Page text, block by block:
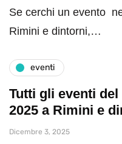
Se cerchi un evento
Rimini e dintorni,…
eventi
Tutti gli eventi
2025 a Rimini e
Dicembre 3, 2025